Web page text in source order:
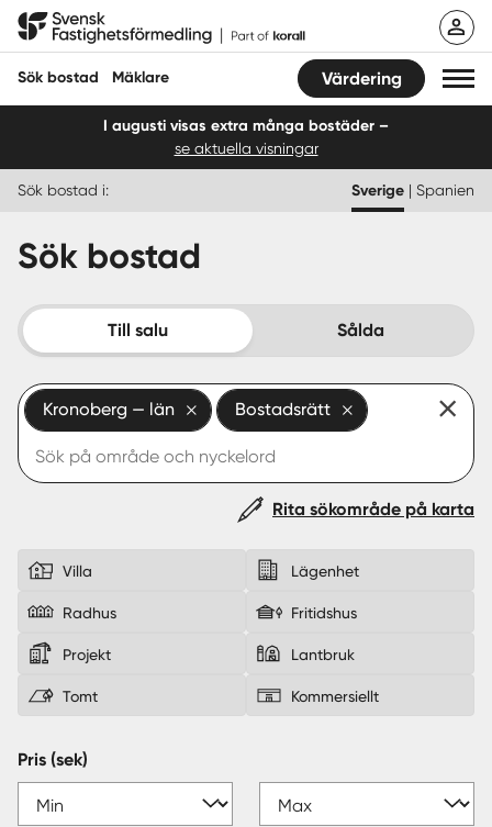
Hoppa
Svensk Fastighetsförmedling
Sök bostad Mäklare Värdering
Sälja
Köpa
Start
Logga in
I augusti visas extra många bostäder –
se aktuella visningar
Sök bostad i: Sverige | Spanien
Sök bostad
Till salu Sålda
Kronoberg — län Bostadsrätt
Rita sökområde på karta
Villa Lägenhet
Radhus Fritidshus
Projekt Lantbruk
Tomt Kommersiellt
Pris (sek)